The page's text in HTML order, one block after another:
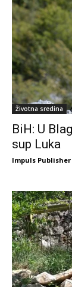
Životna sredina
BiH: U
sup Luka
Impuls Publisher